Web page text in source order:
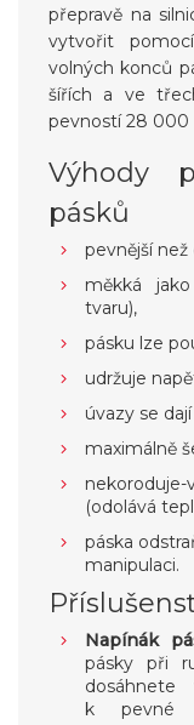
přepravě na
vytvořit
volných konců
šířích a ve
pevností 28 000
Výhody
pásků
pevnější než
měkká
tvaru),
pásku lze
udržuje
úvazy se
maximálně
(odolává
páska
manipulaci.
Napínák
pásky při
k pevné